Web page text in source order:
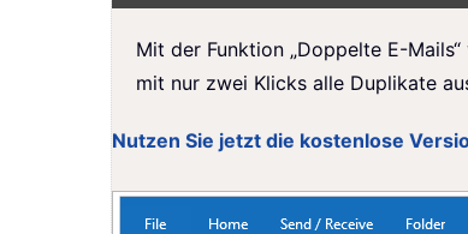
Mit der Funktion „Doppelte E-
mit nur zwei Klicks alle Duplikate
Nutzen Sie jetzt die kostenlose